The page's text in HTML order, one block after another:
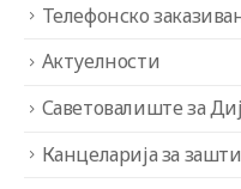
Телефонско
Актуелности
Саветовалиште за
Канцеларија за